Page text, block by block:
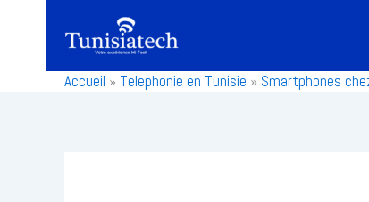
Accueil » Telephonie en Tunisie » Smartphones